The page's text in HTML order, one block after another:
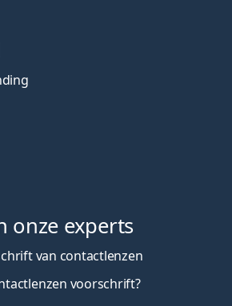
onze experts
van contactlenzen
voorschrift?